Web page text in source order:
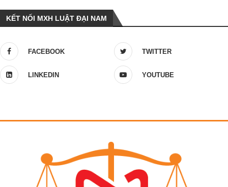
KẾT NỐI MXH LUẬT ĐẠI NAM
FACEBOOK TWITTER
LINKEDIN YOUTUBE